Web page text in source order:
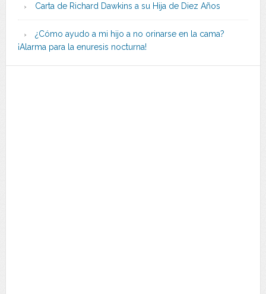
Carta de Richard Dawkins a su Hija de Diez Años
¿Cómo ayudo a mi hijo a no orinarse en la cama?
¡Alarma para la enuresis nocturna!